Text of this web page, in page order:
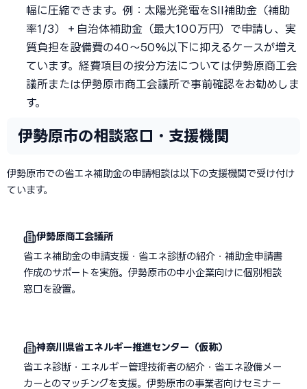
幅に圧縮できます。例：太陽光発電をSII補助金（補助
率1/3）＋自治体補助金（最大100万円）で申請し、実
質負担を設備費の40〜50%以下に抑えるケースが増え
ています。経費項目の按分方法については伊勢原商工会
議所または伊勢原市商工会議所で事前確認をお勧めしま
す。
伊勢原市の相談窓口・支援機関
伊勢原市での省エネ補助金の申請相談は以下の支援機関で受け付け
ています。
伊勢原商工会議所
省エネ補助金の申請支援・省エネ診断の紹介・補助金申請書
作成のサポートを実施。伊勢原市の中小企業向けに個別相談
窓口を設置。
神奈川県省エネルギー推進センター（仮称）
省エネ診断・エネルギー管理技術者の紹介・省エネ設備メー
カーとのマッチングを支援。伊勢原市の事業者向けセミナー